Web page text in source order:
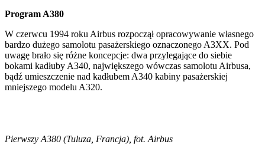
Program A380
W czerwcu 1994 roku Airbus rozpoczął opracowywanie własnego
bardzo dużego samolotu pasażerskiego oznaczonego A3XX. Pod
uwagę brało się różne koncepcje: dwa przylegające do siebie
bokami kadłuby A340, największego wówczas samolotu Airbusa,
bądź umieszczenie nad kadłubem A340 kabiny pasażerskiej
mniejszego modelu A320.
Pierwszy A380 (Tuluza, Francja), fot. Airbus